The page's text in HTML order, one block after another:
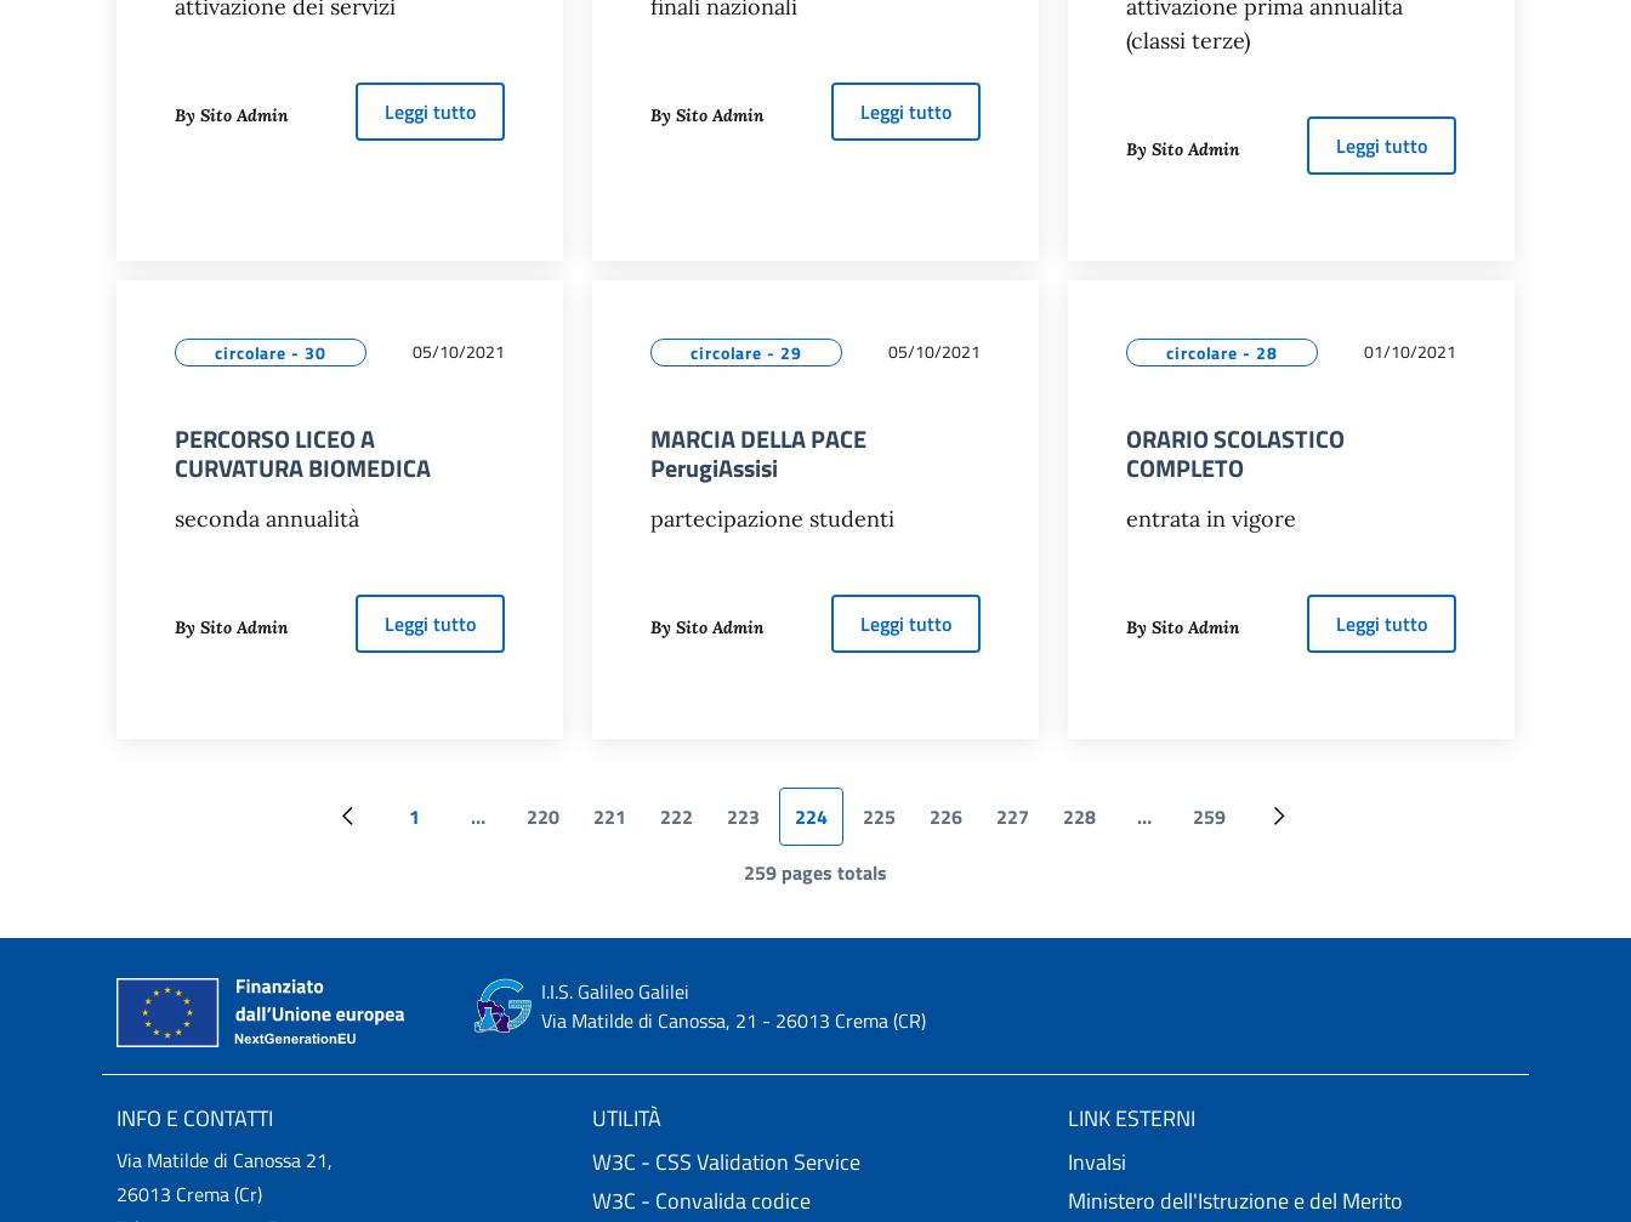
attivazione dei servizi
By Sito Admin Leggi tuttoabout SPAZIO ASCOLTO - SPORTELLO COUNSELING
finali nazionali
By Sito Admin Leggi tuttoabout OLIMPIADI DELLA CULTURA E DEL TALENTO
attivazione prima annualità
(classi terze)
By Sito Admin Leggi tuttoabout
circolare - 30 05/10/2021
PERCORSO LICEO A
CURVATURA BIOMEDICA
seconda annualità
By Sito Admin Leggi tuttoabout PERCORSO LICEO A CURVATURA BIOMEDICA
circolare - 29 05/10/2021
MARCIA DELLA PACE
PerugiAssisi
partecipazione studenti
By Sito Admin Leggi tuttoabout MARCIA DELLA PACE PerugiAssisi
circolare - 28 01/10/2021
ORARIO SCOLASTICO
COMPLETO
entrata in vigore
By Sito Admin Leggi tuttoabout
Pagina precedente
Prima pagina
1 …
Page
220
Page
221
Page
222
Page
223
Pagina attuale
224
Page
225
Page
226
Page
227
Page
228 …
Ultima pagina
259
Pagina successiva
259 pages totals
I.I.S. Galileo Galilei
Via Matilde di Canossa, 21 - 26013 Crema (CR)
INFO E CONTATTI
Via Matilde di Canossa 21,
26013 Crema (Cr)
UTILITÀ
W3C - CSS Validation Service
W3C - Convalida codice
LINK ESTERNI
Invalsi
Ministero dell'Istruzione e del Merito